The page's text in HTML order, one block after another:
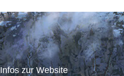
Infos zur Website